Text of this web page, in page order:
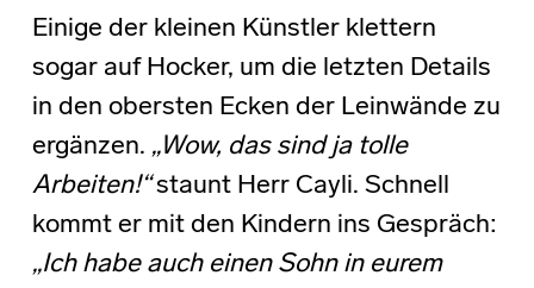
Einige der kleinen Künstler klettern
sogar auf Hocker, um die letzten Details
in den obersten Ecken der Leinwände zu
ergänzen. „Wow, das sind ja tolle
Arbeiten!“staunt Herr Cayli. Schnell
kommt er mit den Kindern ins Gespräch:
„Ich habe auch einen Sohn in eurem